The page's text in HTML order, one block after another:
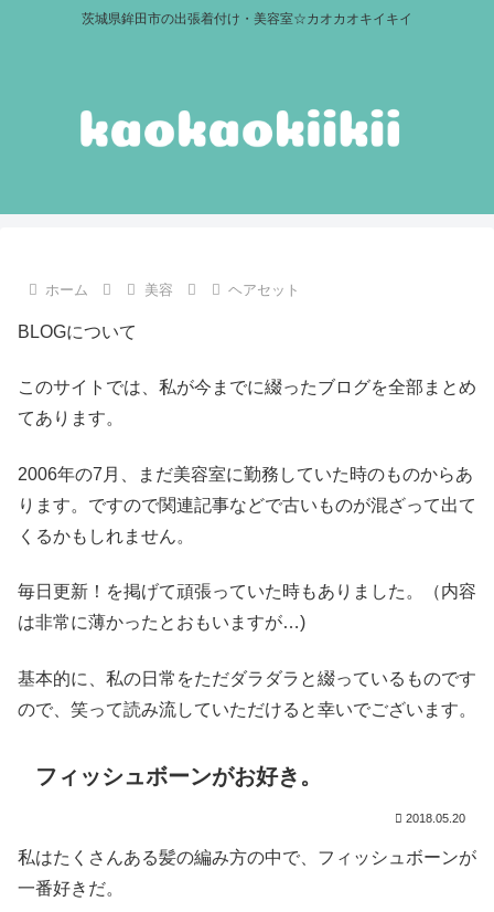
茨城県鉾田市の出張着付け・美容室☆カオカオキイキイ
ホーム 美容 ヘアセット
BLOGについて
このサイトでは、私が今までに綴ったブログを全部まとめ
てあります。
2006年の7月、まだ美容室に勤務していた時のものからあ
ります。ですので関連記事などで古いものが混ざって出て
くるかもしれません。
毎日更新！を掲げて頑張っていた時もありました。（内容
は非常に薄かったとおもいますが…)
基本的に、私の日常をただダラダラと綴っているものです
ので、笑って読み流していただけると幸いでございます。
フィッシュボーンがお好き。
2018.05.20
私はたくさんある髪の編み方の中で、フィッシュボーンが
一番好きだ。